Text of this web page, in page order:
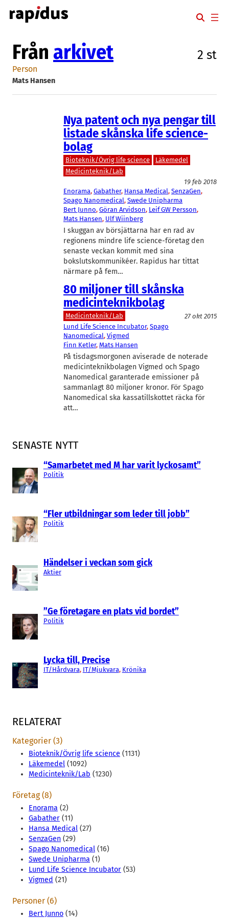
Hoppa
till
SENASTE NYTT
“Samarbetet med M har varit lyckosamt”
Politik
“Fler utbildningar som leder till jobb”
Politik
Händelser i veckan som gick
Aktier
”Ge företagare en plats vid bordet”
Politik
Lycka till, Precise
IT/Hårdvara, IT/Mjukvara, Krönika
Från arkivet 2 st
Person
Mats Hansen
Nya patent och nya pengar till
listade skånska life science-
bolag
Bioteknik/Övrig life science
Läkemedel
Medicinteknik/Lab
19 feb 2018
Enorama, Gabather, Hansa Medical, SenzaGen
Spago Nanomedical, Swede Unipharma
Bert Junno, Göran Arvidson, Leif GW Persson
Mats Hansen, Ulf Wiinberg
I skuggan av börsjättarna har en rad av
regionens mindre life science-företag den
senaste veckan kommit med sina
bokslutskommunikéer. Rapidus har tittat
närmare på fem…
80 miljoner till skånska
medicinteknikbolag
Medicinteknik/Lab
27 okt 2015
Lund Life Science Incubator, Spago
Nanomedical, Vigmed
Finn Ketler, Mats Hansen
På tisdagsmorgonen aviserade de noterade
medicinteknikbolagen Vigmed och Spago
Nanomedical garanterade emissioner på
sammanlagt 80 miljoner kronor. För Spago
Nanomedical ska kassatillskottet räcka för
att…
RELATERAT
Kategorier (3)
Bioteknik/Övrig life science (1131)
Läkemedel (1092)
Medicinteknik/Lab (1230)
Företag (8)
Enorama (2)
Gabather (11)
Hansa Medical (27)
SenzaGen (29)
Spago Nanomedical (16)
Swede Unipharma (1)
Lund Life Science Incubator (53)
Vigmed (21)
Personer (6)
Bert Junno (14)